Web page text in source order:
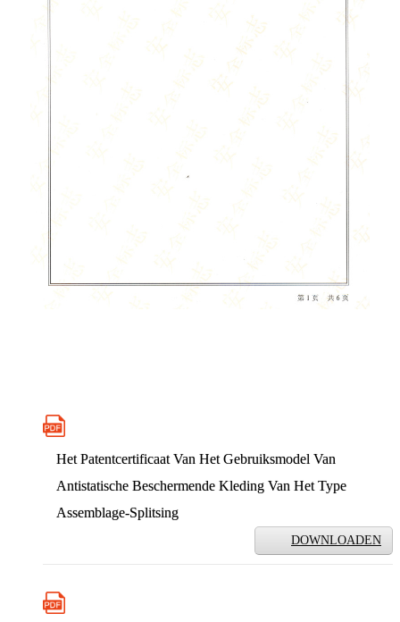
Het Patentcertificaat Van Het Gebruiksmodel Van
Antistatische Beschermende Kleding Van Het Type
Assemblage-Splitsing
DOWNLOADEN